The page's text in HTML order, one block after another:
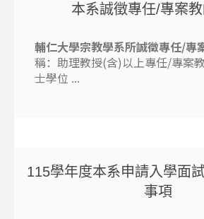
本系誠徵專任/專案
輔仁大學宗教學系所誠徵專任/專
稱：助理教授(含)以上專任/專案
士學位 ...
115學年度本系申請入學面
事項